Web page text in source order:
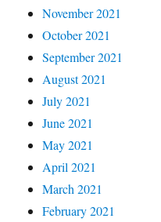
November 2021
October 2021
September 2021
August 2021
July 2021
June 2021
May 2021
April 2021
March 2021
February 2021